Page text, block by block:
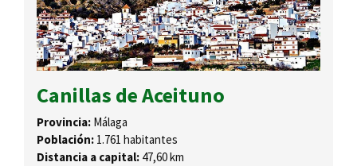
Canillas de Aceituno
Provincia: Málaga
Población: 1.761 habitantes
Distancia a capital: 47,60 km